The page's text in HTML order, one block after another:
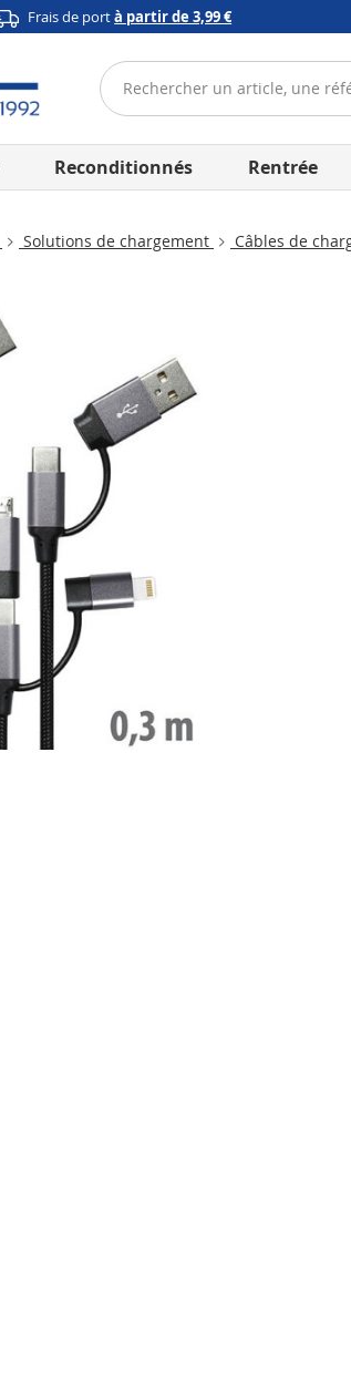
Frais de portà partir de 3,99 €
Reconditionnés Rentrée
Solutions de chargement Câbles de